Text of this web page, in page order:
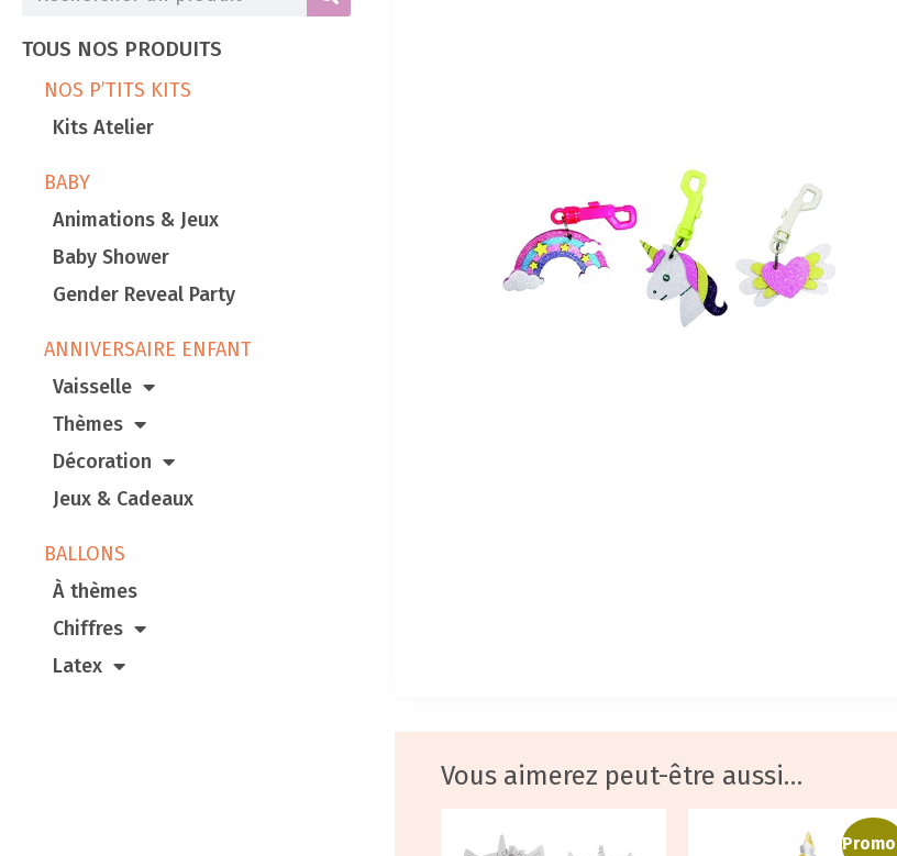
TOUS NOS PRODUITS
NOS P’TITS KITS
Kits Atelier
BABY
Animations & Jeux
Baby Shower
Gender Reveal Party
ANNIVERSAIRE ENFANT
Vaisselle
Thèmes
Décoration
Jeux & Cadeaux
BALLONS
À thèmes
Chiffres
Latex
Vous aimerez peut-être aussi…